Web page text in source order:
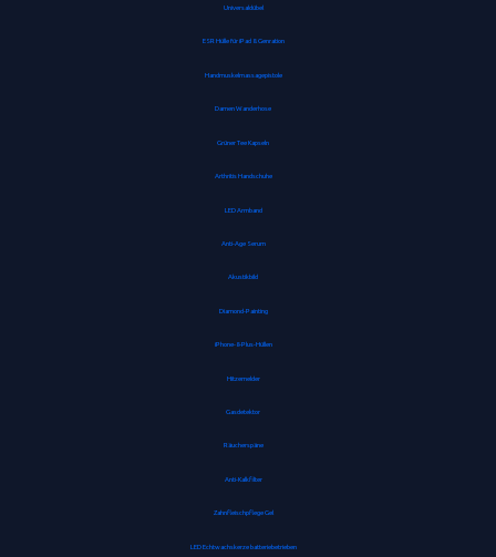
Universaldübel
ESR Hülle für iPad 8. Genration
Handmuskelmassagepistole
Damen Wanderhose
Grüner Tee Kapseln
Arthritis Handschuhe
LED Armband
Anti-Age Serum
Akustikbild
Diamond-Painting
iPhone-8-Plus-Hüllen
Hitzemelder
Gasdetektor
Räucherspäne
Anti-Kalkfilter
Zahnfleischpflege Gel
LED Echtwachskerze batteriebetrieben